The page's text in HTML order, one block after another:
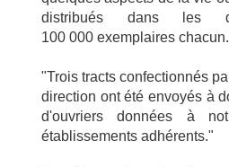
distribués dans les
100 000 exemplaires chacun.
"Trois tracts confectionnés
direction ont été envoyés à
d'ouvriers données à
établissements adhérents."